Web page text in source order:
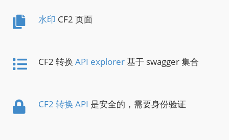
水印 CF2 页面
CF2 转换 API explorer基于 swagger 集合
CF2 转换 API 是安全的，需要身份验证